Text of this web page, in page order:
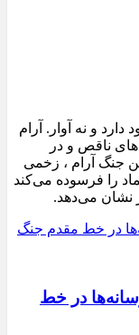
و نه آوار. آرام
ناقص و در
جنگ آرام ، زخمی
را فرسوده می‌کند
نشان می‌دهد.
در خط